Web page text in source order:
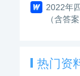
2022年
（含答案
热门资